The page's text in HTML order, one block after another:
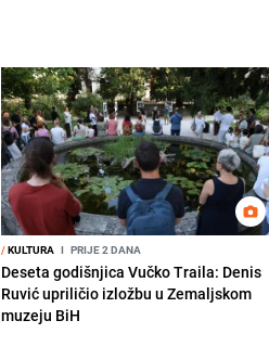
/KULTURA I PRIJE 2 DANA
Deseta godišnjica Vučko Traila: Denis
Ruvić upriličio izložbu u Zemaljskom
muzeju BiH